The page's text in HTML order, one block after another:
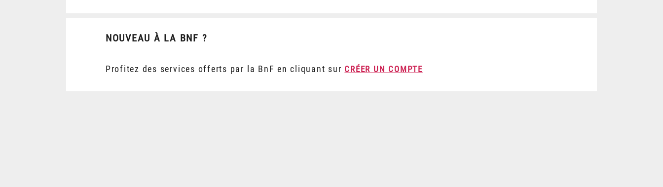
NOUVEAU À LA BNF ?
Profitez des services offerts par la BnF en cliquant sur CRÉER UN COMPTE